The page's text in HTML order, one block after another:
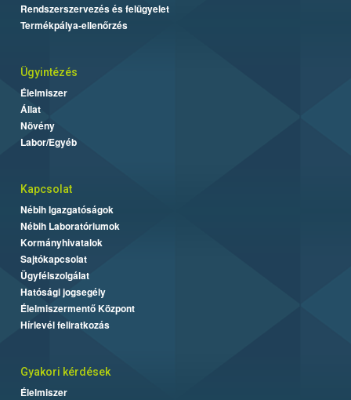
Rendszerszervezés és felügyelet
Termékpálya-ellenőrzés
Ügyintézés
Élelmiszer
Állat
Növény
Labor/Egyéb
Kapcsolat
Nébih Igazgatóságok
Nébih Laboratóriumok
Kormányhivatalok
Sajtókapcsolat
Ügyfélszolgálat
Hatósági jogsegély
Élelmiszermentő Központ
Hírlevél feliratkozás
Gyakori kérdések
Élelmiszer